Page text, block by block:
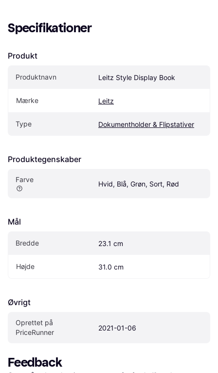
Specifikationer
Produkt
Produktnavn Leitz Style Display Book
Mærke Leitz
Type Dokumentholder & Flipstativer
Produktegenskaber
Farve
Hvid, Blå, Grøn, Sort, Rød
Mål
Bredde 23.1 cm
Højde 31.0 cm
Øvrigt
Oprettet på
PriceRunner
2021-01-06
Feedback